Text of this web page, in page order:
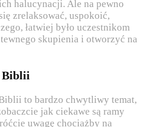
halucynacji. Ale na pewno
zrelaksować, uspokoić,
łatwiej było uczestnikom
skupienia i otworzyć na
Biblii
to bardzo chwytliwy temat,
jak ciekawe są ramy
uwagę chociażby na